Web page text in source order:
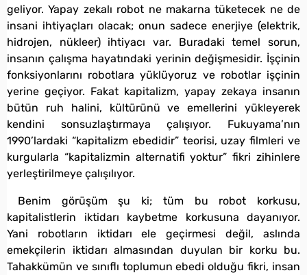
geliyor. Yapay zekalı robot ne makarna tüketecek ne de
insani ihtiyaçları olacak; onun sadece enerjiye (elektrik,
hidrojen, nükleer) ihtiyacı var. Buradaki temel sorun,
insanın çalışma hayatındaki yerinin değişmesidir. İşçinin
fonksiyonlarını robotlara yüklüyoruz ve robotlar işçinin
yerine geçiyor. Fakat kapitalizm, yapay zekaya insanın
bütün ruh halini, kültürünü ve emellerini yükleyerek
kendini sonsuzlaştırmaya çalışıyor. Fukuyama’nın
1990’lardaki “kapitalizm ebedidir” teorisi, uzay filmleri ve
kurgularla “kapitalizmin alternatifi yoktur” fikri zihinlere
yerleştirilmeye çalışılıyor.
Benim görüşüm şu ki; tüm bu robot korkusu,
kapitalistlerin iktidarı kaybetme korkusuna dayanıyor.
Yani robotların iktidarı ele geçirmesi değil, aslında
emekçilerin iktidarı almasından duyulan bir korku bu.
Tahakkümün ve sınıflı toplumun ebedi olduğu fikri, insan